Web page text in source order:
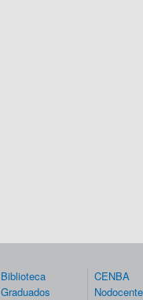
Biblioteca
Graduados
CENBA